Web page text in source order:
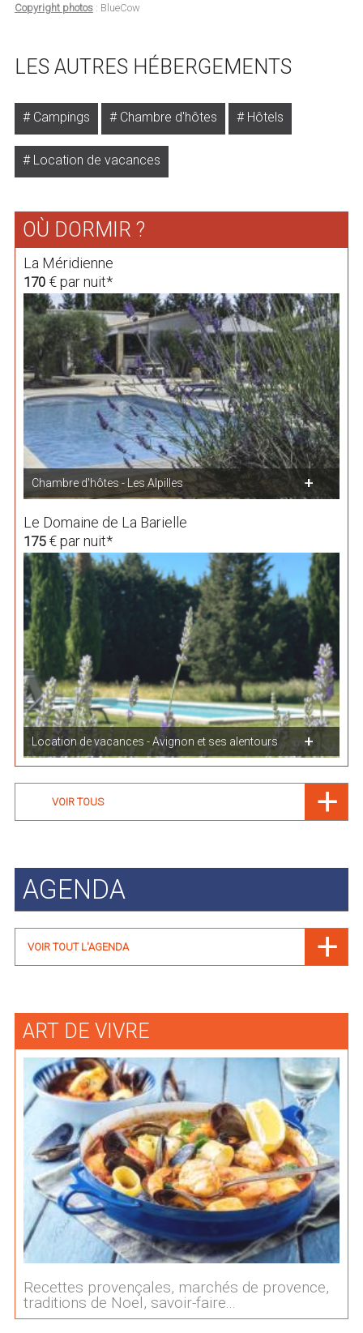
Copyright photos: BlueCow
LES AUTRES HÉBERGEMENTS
Campings Chambre d'hôtes Hôtels
Location de vacances
OÙ DORMIR ?
La Méridienne
170€ par nuit*
Chambre d'hôtes - Les Alpilles
Le Domaine de La Barielle
175€ par nuit*
Location de vacances - Avignon et ses alentours
VOIR TOUS
AGENDA
VOIR TOUT L'AGENDA
ART DE VIVRE
Recettes provençales, marchés de provence,
traditions de Noel, savoir-faire...